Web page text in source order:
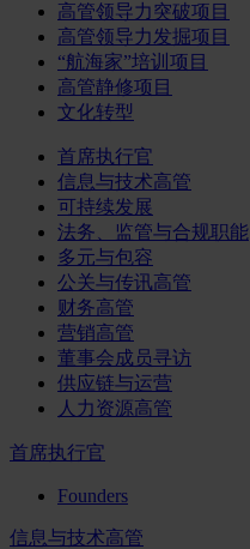
高管领导力突破项目
高管领导力发掘项目
“航海家”培训项目
高管静修项目
文化转型
首席执行官
信息与技术高管
可持续发展
法务、监管与合规职能
多元与包容
公关与传讯高管
财务高管
营销高管
董事会成员寻访
供应链与运营
人力资源高管
首席执行官
Founders
信息与技术高管